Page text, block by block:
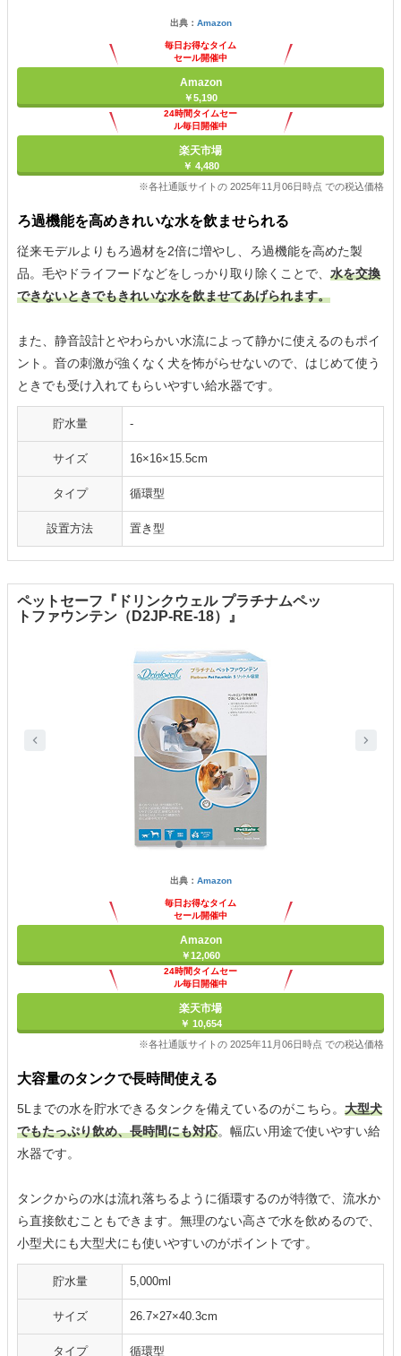
出典： Amazon
毎日お得なタイム
セール開催中
Amazon
￥5,190
24時間タイムセー
ル毎日開催中
楽天市場
￥ 4,480
※各社通販サイトの 2025年11月06日時点 での税込価格
ろ過機能を高めきれいな水を飲ませられる
従来モデルよりもろ過材を2倍に増やし、ろ過機能を高めた製
品。毛やドライフードなどをしっかり取り除くことで、 水を交換
できないときでもきれいな水を飲ませてあげられます。
また、静音設計とやわらかい水流によって静かに使えるのもポイ
ント。音の刺激が強くなく犬を怖がらせないので、はじめて使う
ときでも受け入れてもらいやすい給水器です。
貯水量 -
サイズ 16×16×15.5cm
タイプ 循環型
設置方法 置き型
ペットセーフ『ドリンクウェル プラチナムペッ
トファウンテン（D2JP-RE-18）』
出典： Amazon
毎日お得なタイム
セール開催中
Amazon
￥12,060
24時間タイムセー
ル毎日開催中
楽天市場
￥ 10,654
※各社通販サイトの 2025年11月06日時点 での税込価格
大容量のタンクで長時間使える
5Lまでの水を貯水できるタンクを備えているのがこちら。 大型犬
でもたっぷり飲め、長時間にも対応。幅広い用途で使いやすい給
水器です。
タンクからの水は流れ落ちるように循環するのが特徴で、流水か
ら直接飲むこともできます。無理のない高さで水を飲めるので、
小型犬にも大型犬にも使いやすいのがポイントです。
貯水量 5,000ml
サイズ 26.7×27×40.3cm
タイプ 循環型